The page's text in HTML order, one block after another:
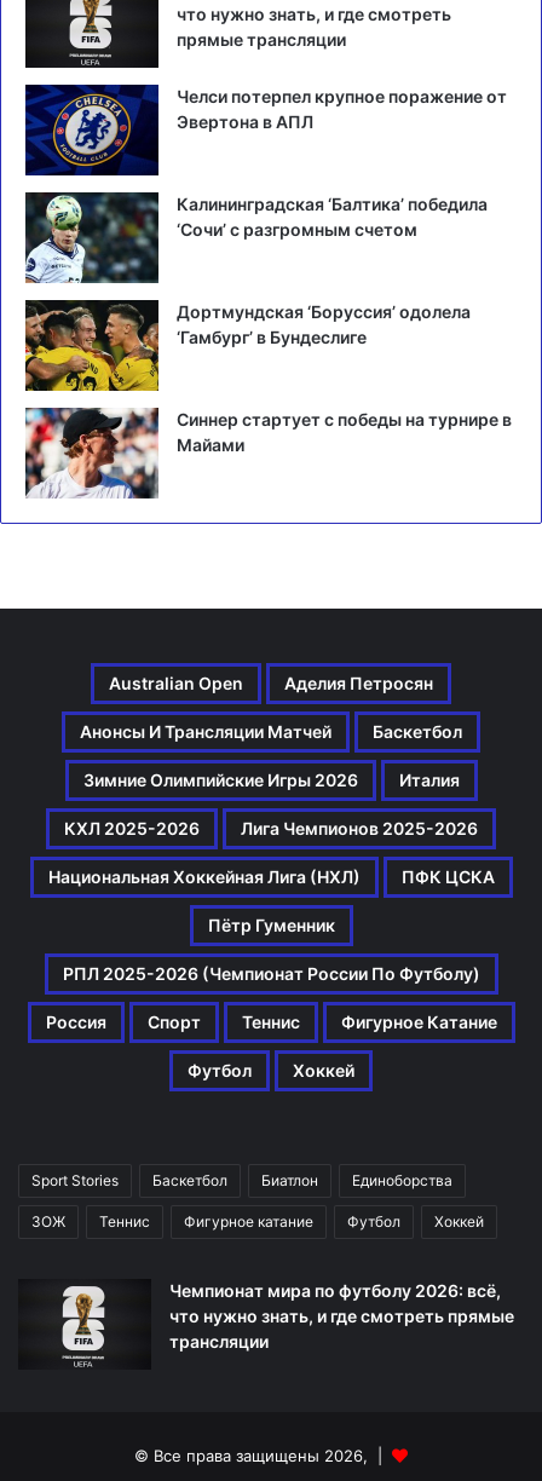
что нужно знать, и где смотреть
прямые трансляции
Челси потерпел крупное поражение от
Эвертона в АПЛ
Калининградская ‘Балтика’ победила
‘Сочи’ с разгромным счетом
Дортмундская ‘Боруссия’ одолела
‘Гамбург’ в Бундеслиге
Синнер стартует с победы на турнире в
Майами
Australian Open Аделия Петросян
Анонсы И Трансляции Матчей Баскетбол
Зимние Олимпийские Игры 2026 Италия
КХЛ 2025-2026 Лига Чемпионов 2025-2026
Национальная Хоккейная Лига (НХЛ) ПФК ЦСКА
Пётр Гуменник
РПЛ 2025-2026 (Чемпионат России По Футболу)
Россия Спорт Теннис Фигурное Катание
Футбол Хоккей
Sport Stories Баскетбол Биатлон Единоборства
ЗОЖ Теннис Фигурное катание Футбол Хоккей
Чемпионат мира по футболу 2026: всё,
что нужно знать, и где смотреть прямые
трансляции
© Все права защищены 2026, |